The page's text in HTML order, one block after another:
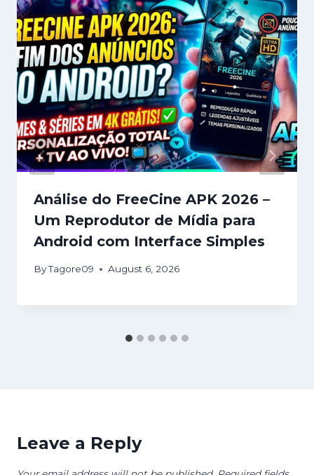
Análise do FreeCine APK 2026 –
Um Reprodutor de Mídia para
Android com Interface Simples
ByTagore09 August 6, 2026
Leave a Reply